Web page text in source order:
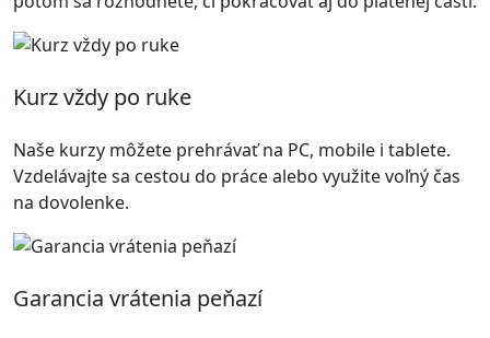
Kurz vždy po ruke
Naše kurzy môžete prehrávať na PC, mobile i tablete.
Vzdelávajte sa cestou do práce alebo využite voľný čas
na dovolenke.
Garancia vrátenia peňazí